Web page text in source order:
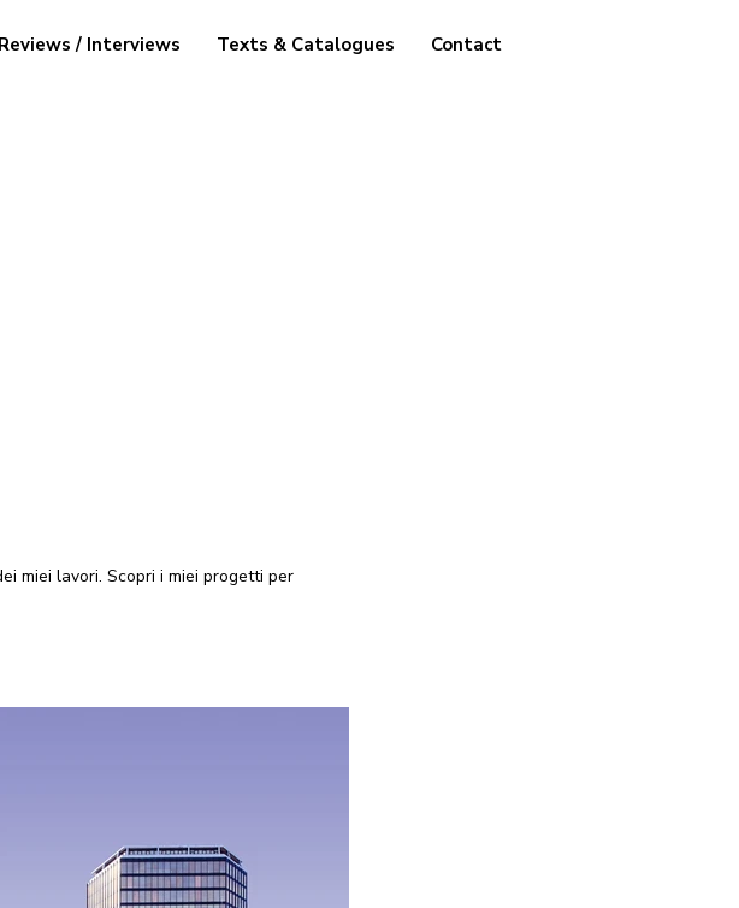
Reviews / Interviews Texts & Catalogues Contact
miei lavori. Scopri i miei progetti per